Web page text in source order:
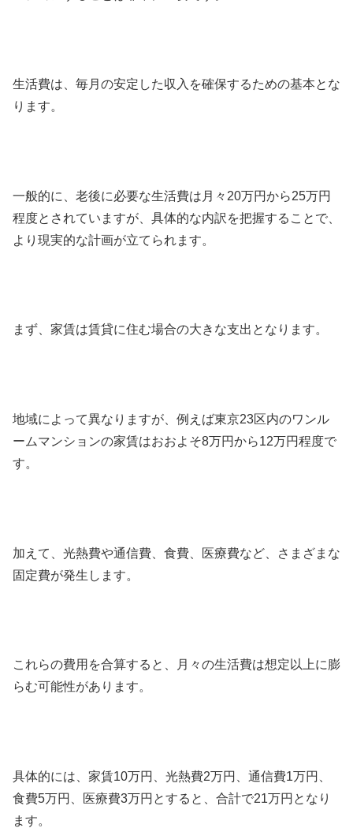
生活費は、毎月の安定した収入を確保するための基本とな
ります。
一般的に、老後に必要な生活費は月々20万円から25万円
程度とされていますが、具体的な内訳を把握することで、
より現実的な計画が立てられます。
まず、家賃は賃貸に住む場合の大きな支出となります。
地域によって異なりますが、例えば東京23区内のワンル
ームマンションの家賃はおおよそ8万円から12万円程度で
す。
加えて、光熱費や通信費、食費、医療費など、さまざまな
固定費が発生します。
これらの費用を合算すると、月々の生活費は想定以上に膨
らむ可能性があります。
具体的には、家賃10万円、光熱費2万円、通信費1万円、
食費5万円、医療費3万円とすると、合計で21万円となり
ます。